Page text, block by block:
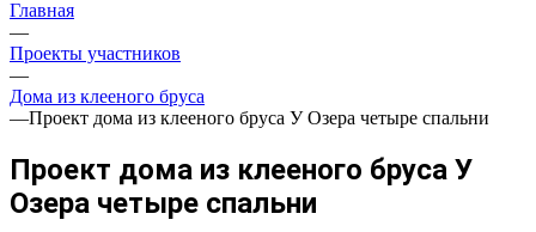
Главная
—
Проекты участников
—
Дома из клееного бруса
—Проект дома из клееного бруса У Озера четыре спальни
Проект дома из клееного бруса У
Озера четыре спальни